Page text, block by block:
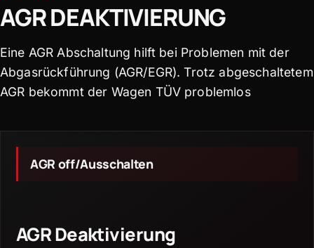
AGR DEAKTIVIERUNG
Eine AGR Abschaltung hilft bei Problemen mit der
Abgasrückführung (AGR/EGR). Trotz abgeschaltetem
AGR bekommt der Wagen TÜV problemlos
AGR off/Ausschalten
AGR Deaktivierung